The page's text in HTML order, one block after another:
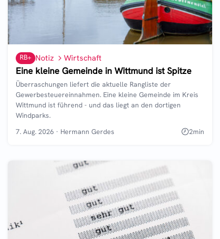
RB+ Notiz Wirtschaft
Eine kleine Gemeinde in Wittmund ist Spitze
Überraschungen liefert die aktuelle Rangliste der
Gewerbesteuereinnahmen. Eine kleine Gemeinde im Kreis
Wittmund ist führend - und das liegt an den dortigen
Windparks.
7. Aug. 2026 · Hermann Gerdes 2min